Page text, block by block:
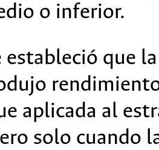
o inferior.
estableció que
aplicada al
solo cuando